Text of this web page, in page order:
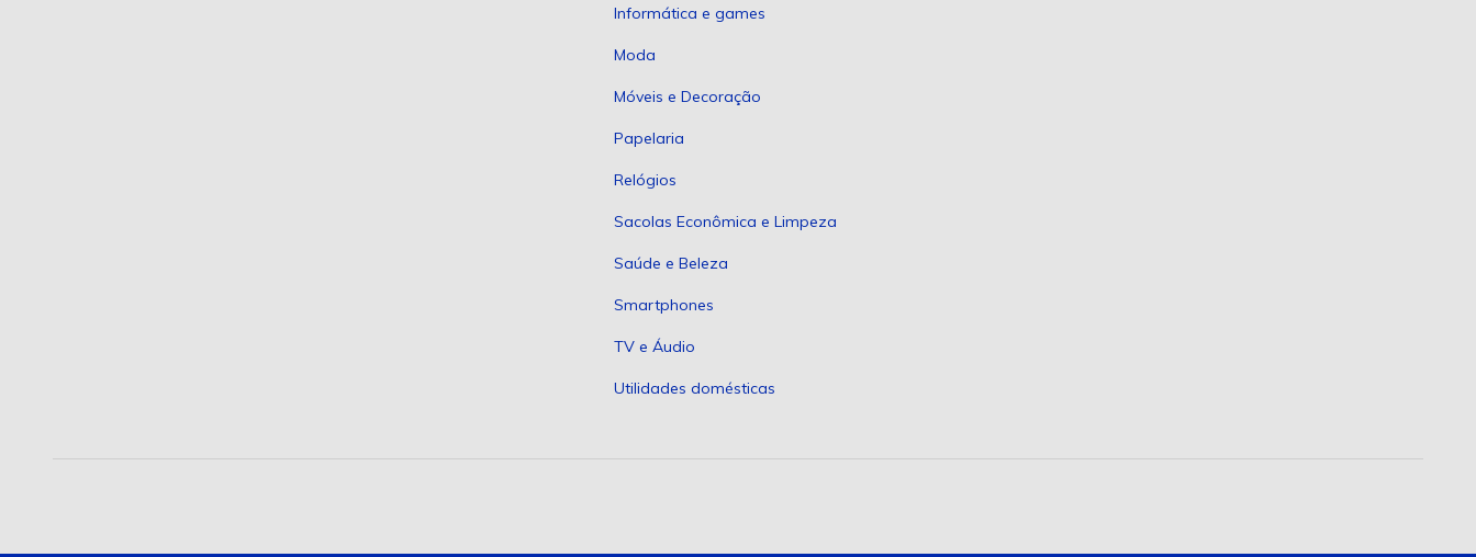
Informática e games
Moda
Móveis e Decoração
Papelaria
Relógios
Sacolas Econômica e Limpeza
Saúde e Beleza
Smartphones
TV e Áudio
Utilidades domésticas